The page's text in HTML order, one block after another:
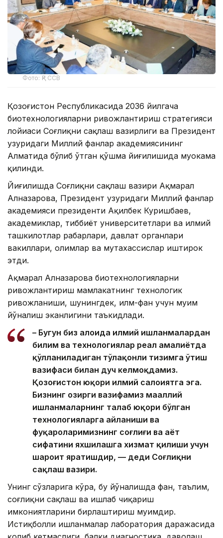
Фото: ҚР ССВ
Қозоғистон Республикасида 2036 йилгача
биотехнологияларни ривожлантириш стратегияси
лойиҳаси Соғлиқни сақлаш вазирлиги ва Президент
ҳузуридаги Миллий фанлар академиясининг
Алматида бўлиб ўтган қўшма йиғилишида муҳокама
қилинди.
Йиғилишда Соғлиқни сақлаш вазири Ақмарал
Алназарова, Президент ҳузуридаги Миллий фанлар
академияси президенти Ақилбек Куришбаев,
академиклар, тиббиёт университетлари ва илмий
ташкилотлар раҳбарлари, давлат органлари
вакиллари, олимлар ва мутахассислар иштирок
этди.
Ақмарал Алназарова биотехнологияларни
ривожлантириш мамлакатнинг технологик
ривожланиши, шунингдек, илм-фан учун муҳим
йўналиш эканлигини таъкидлади.
– Бугун биз алоҳида илмий ишланмалардан
билим ва технологиялар реал амалиётда
қўлланиладиган тўлақонли тизимга ўтиш
вазифаси билан дуч келмоқдамиз.
Қозоғистон юқори илмий салоҳиятга эга.
Бизнинг ҳозирги вазифамиз маҳаллий
ишланмаларнинг талаб юқори бўлган
технологияларга айланиши ва
фуқароларимизнинг соғлиғи ва ҳаёт
сифатини яхшилашга хизмат қилиши учун
шароит яратишдир, — деди Соғлиқни
сақлаш вазири.
Унинг сўзларига кўра, бу йўналишда фан, таълим,
соғлиқни сақлаш ва ишлаб чиқариш
имкониятларини бирлаштириш муҳимдир.
Истиқболли ишланмалар лаборатория даражасида